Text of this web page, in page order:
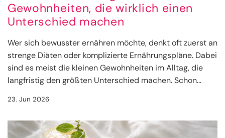
Gewohnheiten, die wirklich einen
Unterschied machen
Wer sich bewusster ernähren möchte, denkt oft zuerst an
strenge Diäten oder komplizierte Ernährungspläne. Dabei
sind es meist die kleinen Gewohnheiten im Alltag, die
langfristig den größten Unterschied machen. Schon...
23. Jun 2026